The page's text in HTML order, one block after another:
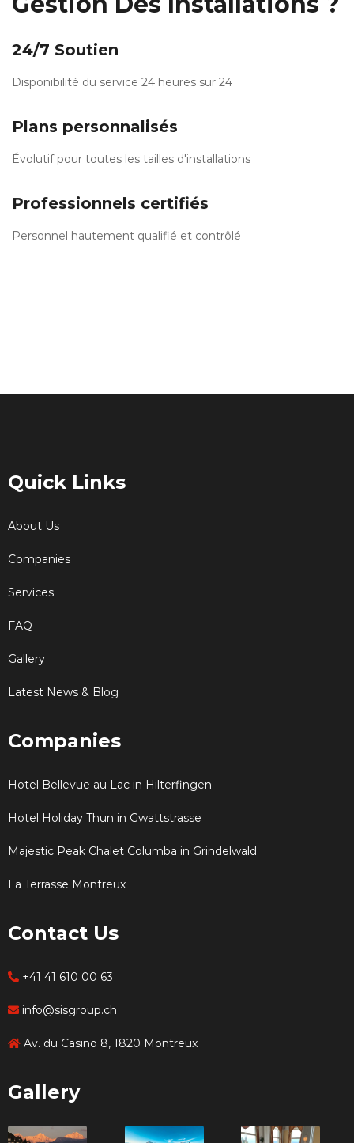
24/7 Soutien
Disponibilité du service 24 heures sur 24
Plans personnalisés
Évolutif pour toutes les tailles d'installations
Professionnels certifiés
Personnel hautement qualifié et contrôlé
Quick Links
About Us
Companies
Services
FAQ
Gallery
Latest News & Blog
Companies
Hotel Bellevue au Lac in Hilterfingen
Hotel Holiday Thun in Gwattstrasse
Majestic Peak Chalet Columba in Grindelwald
La Terrasse Montreux
Contact Us
+41 41 610 00 63
info@sisgroup.ch
Av. du Casino 8, 1820 Montreux
Gallery